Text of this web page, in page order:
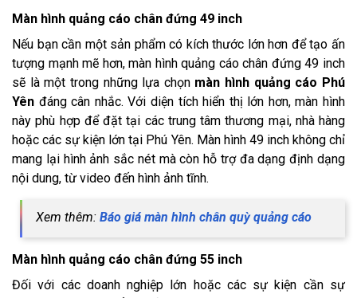
Màn hình quảng cáo chân đứng 49 inch
Nếu bạn cần một sản phẩm có kích thước lớn hơn để tạo ấn
tượng mạnh mẽ hơn, màn hình quảng cáo chân đứng 49 inch
sẽ là một trong những lựa chọn màn hình quảng cáo Phú
Yên đáng cân nhắc. Với diện tích hiển thị lớn hơn, màn hình
này phù hợp để đặt tại các trung tâm thương mại, nhà hàng
hoặc các sự kiện lớn tại Phú Yên. Màn hình 49 inch không chỉ
mang lại hình ảnh sắc nét mà còn hỗ trợ đa dạng định dạng
nội dung, từ video đến hình ảnh tĩnh.
Xem thêm: Báo giá màn hình chân quỳ quảng cáo
Màn hình quảng cáo chân đứng 55 inch
Đối với các doanh nghiệp lớn hoặc các sự kiện cần sự